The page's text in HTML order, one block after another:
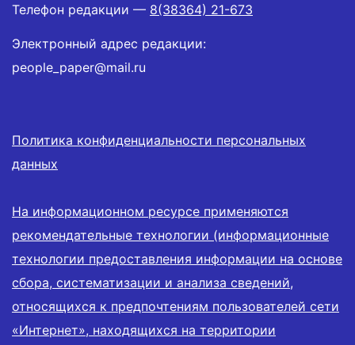
Телефон редакции — 8(38364) 21-673
Электронный адрес редакции:
people_paper@mail.ru
Политика конфиденциальности персональных
данных
На информационном ресурсе применяются
рекомендательные технологии (информационные
технологии предоставления информации на основе
сбора, систематизации и анализа сведений,
относящихся к предпочтениям пользователей сети
«Интернет», находящихся на территории